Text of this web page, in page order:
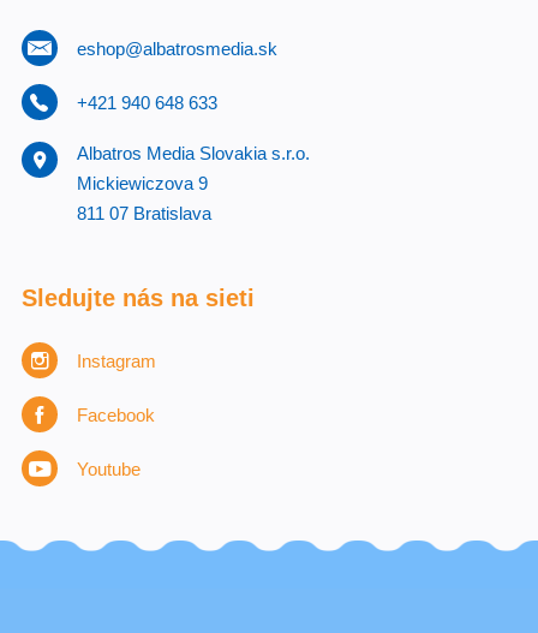
eshop@albatrosmedia.sk
+421 940 648 633
Albatros Media Slovakia s.r.o.
Mickiewiczova 9
811 07 Bratislava
Sledujte nás na sieti
Instagram
Facebook
Youtube